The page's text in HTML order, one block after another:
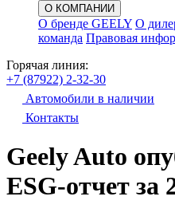
О КОМПАНИИ
О бренде GEELY О
команда Правовая
Горячая линия:
+7 (87922) 2-32-30
Автомобили в наличии
Контакты
Geely Auto
ESG-отчет за